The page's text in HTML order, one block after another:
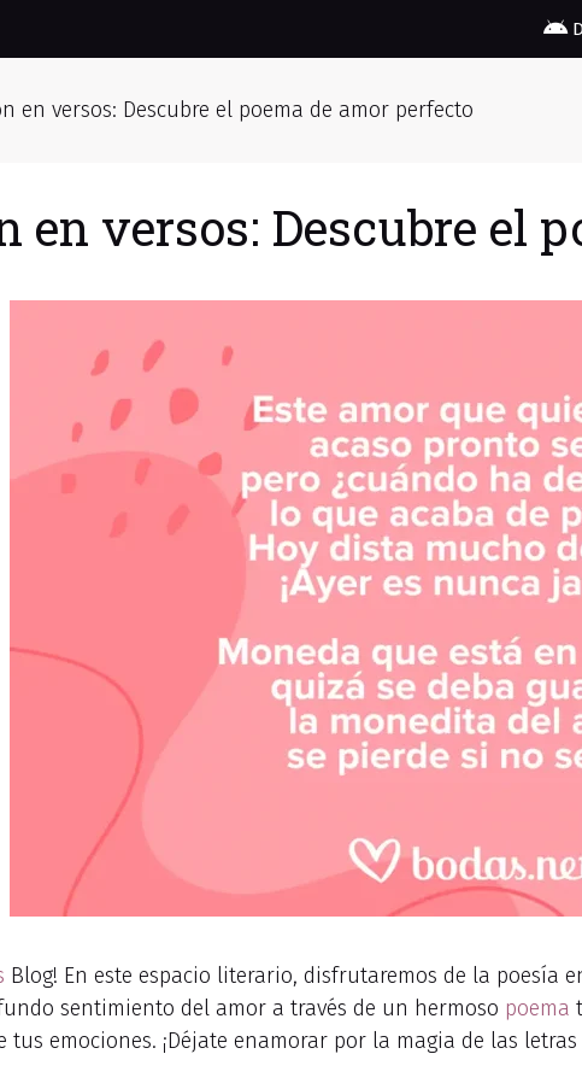
en versos: Descubre el poema de amor perfecto
en versos: Descubre el
Blog! En este espacio literario, disfrutaremos de la poesía
sentimiento del amor a través de un hermoso poema
tus emociones. ¡Déjate enamorar por la magia de las letras